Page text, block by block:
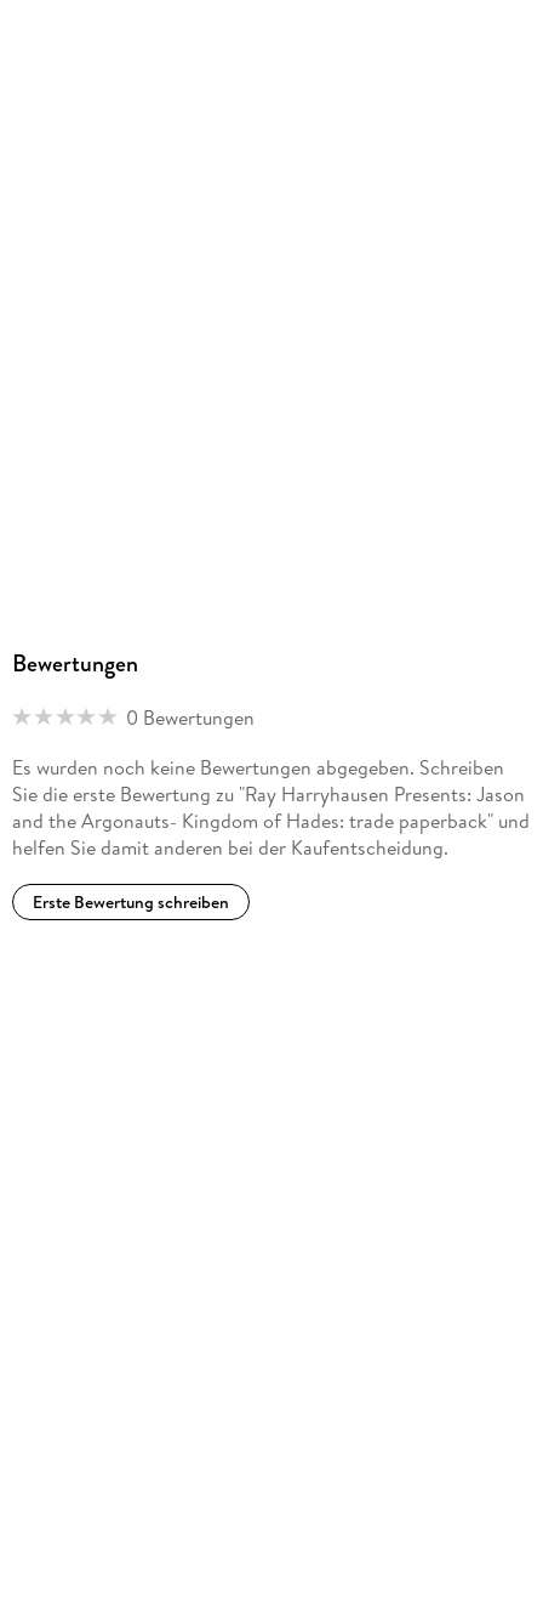
Bewertungen
0 Bewertungen
Es wurden noch keine Bewertungen abgegeben. Schreiben
Sie die erste Bewertung zu "Ray Harryhausen Presents: Jason
and the Argonauts- Kingdom of Hades: trade paperback" und
helfen Sie damit anderen bei der Kaufentscheidung.
Erste Bewertung schreiben